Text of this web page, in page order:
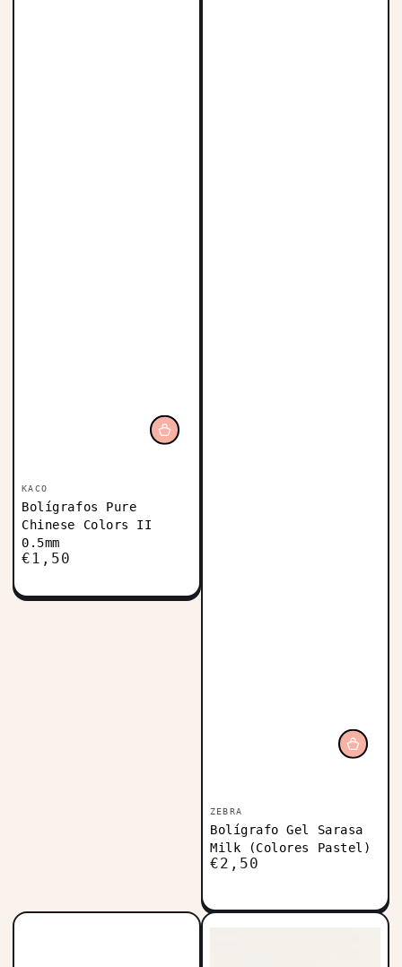
Vendedor:
KACO
Bolígrafos Pure
Chinese Colors II
0.5mm
Precio
€1,50
Vendedor:
ZEBRA
Bolígrafo Gel Sarasa
Milk (Colores Pastel)
Precio
€2,50